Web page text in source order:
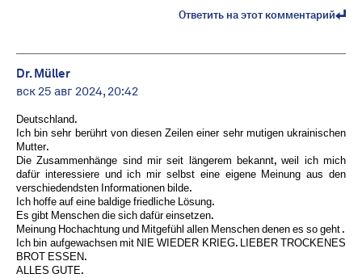
Ответить на этот комментарий
Dr. Müller
вск 25 авг 2024, 20:42
Deutschland.
Ich bin sehr berührt von diesen Zeilen einer sehr mutigen ukrainischen
Mutter.
Die Zusammenhänge sind mir seit längerem bekannt, weil ich mich
dafür interessiere und ich mir selbst eine eigene Meinung aus den
verschiedendsten Informationen bilde.
Ich hoffe auf eine baldige friedliche Lösung.
Es gibt Menschen die sich dafür einsetzen.
Meinung Hochachtung und Mitgefühl allen Menschen denen es so geht .
Ich bin aufgewachsen mit NIE WIEDER KRIEG. LIEBER TROCKENES
BROT ESSEN.
ALLES GUTE.